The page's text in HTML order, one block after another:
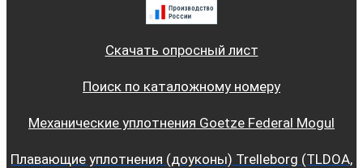
Скачать опросный лист
Поиск по каталожному номеру
Механические уплотнения Goetze Federal Mogul
Плавающие уплотнения (доуконы) Trelleborg (TLDOA,